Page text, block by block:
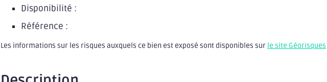
Disponibilité :
Référence :
Les informations sur les risques auxquels ce bien est exposé sont disponibles sur le site Géorisques